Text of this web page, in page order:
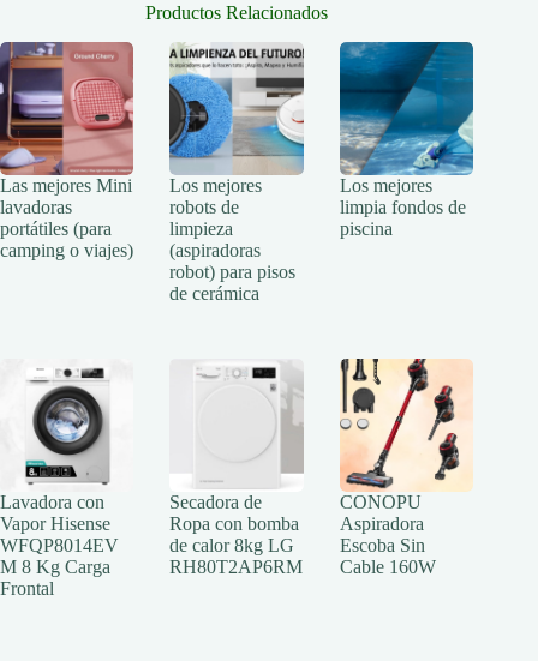
Productos Relacionados
Las mejores Mini
lavadoras
portátiles (para
camping o viajes)
Los mejores
robots de
limpieza
(aspiradoras
robot) para pisos
de cerámica
Los mejores
limpia fondos de
piscina
Lavadora con
Vapor Hisense
WFQP8014EV
M 8 Kg Carga
Frontal
Secadora de
Ropa con bomba
de calor 8kg LG
RH80T2AP6RM
CONOPU
Aspiradora
Escoba Sin
Cable 160W